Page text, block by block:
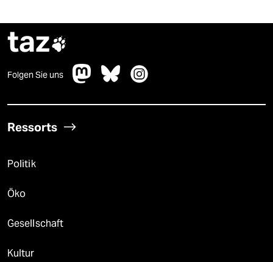
taz
Folgen Sie uns
Ressorts
Politik
Öko
Gesellschaft
Kultur